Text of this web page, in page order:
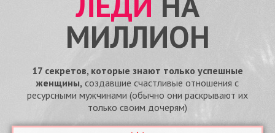
МИЛЛИОН
17 секретов, которые знают только успешные
женщины, создавшие счастливые отношения с
ресурсными мужчинами (обычно они раскрывают их
только своим дочерям)